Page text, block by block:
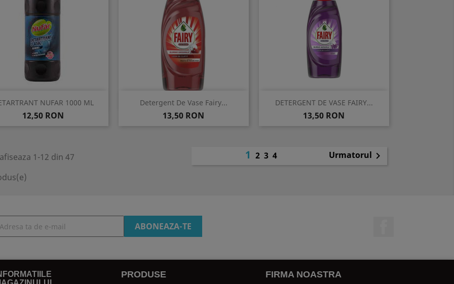
NUFAR 1000 ML
Pret
12,50 RON
Vizualizare rapida Detergent De Vase Fairy...
Pret
13,50 RON
Vizualizare rapida DETERGENT DE VASE FAIRY...
Pret
13,50 RON
Vizualizare rapida
1-12 din 47
1 2 3 4 Urmatorul 
PRODUSE FIRMA NOASTRA